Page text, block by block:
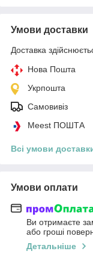
Умови доставки
Доставка
Нова Пошта
Укрпошта
Самовивіз
Meest ПОШТА
Всі умови
Умови оплати
Ви отримаєте
або гроші
Детальніше